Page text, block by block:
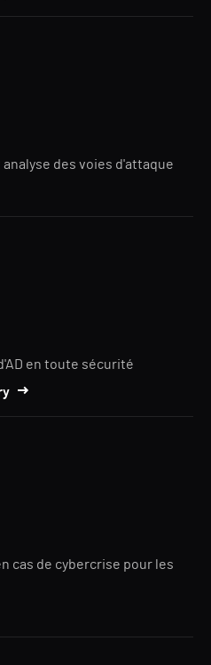
des voies d'attaque
en toute sécurité
cas de cybercrise pour les